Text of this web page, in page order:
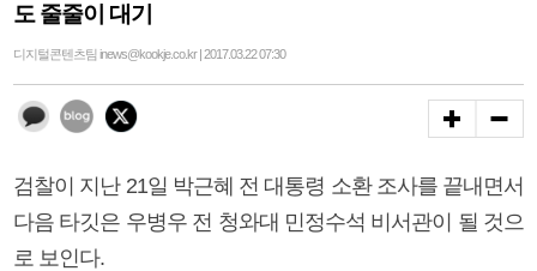
도 줄줄이 대기
디지털콘텐츠팀 inews@kookje.co.kr | 2017.03.22 07:30
검찰이 지난 21일 박근혜 전 대통령 소환 조사를 끝내면서
다음 타깃은 우병우 전 청와대 민정수석 비서관이 될 것으
로 보인다.